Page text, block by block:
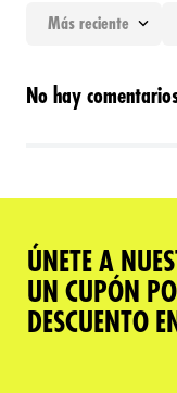
Tu nombre
Más reciente
No hay
ÚNETE A
UN CUPÓN
DESCUENTO